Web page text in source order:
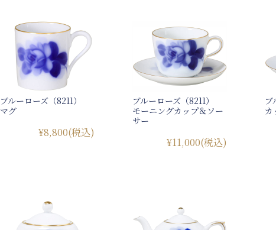
ブルーローズ（8211）
マグ
¥8,800(税込)
ブルーローズ（8211）
モーニングカップ＆ソー
サー
¥11,000(税込)
カ